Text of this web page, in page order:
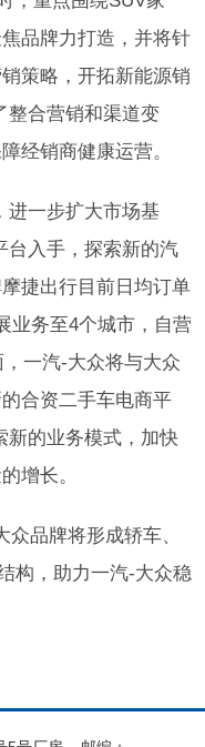
品牌力打造，并将针
策略，开拓新能源销
整合营销和渠道变
经销商健康运营。
进一步扩大市场基
台入手，探索新的汽
捷出行目前日均订单
业务至4个城市，自营
一汽-大众将与大众
合资二手车电商平
新的业务模式，加快
增长。
品牌将形成轿车、
构，助力一汽-大众稳